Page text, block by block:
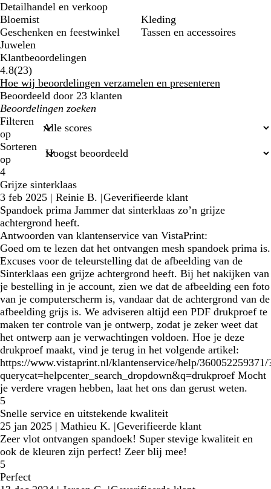
Detailhandel en verkoop
Bloemist
Geschenken en feestwinkel
Juwelen
Kleding
Tassen en accessoires
Klantbeoordelingen
4.8(2323
klantbeoordelingen
)
Hoe wij beoordelingen verzamelen en presenteren
Beoordeeld door 23 klanten
Mijn
zoekopdrachten
Filteren
op
Sorteren
op
4
Grijze sinterklaas
3 feb 2025 | Reinie B. |Geverifieerde klant
Spandoek prima Jammer dat sinterklaas zo’n grijze
achtergrond heeft.
Antwoorden van klantenservice van VistaPrint:
Goed om te lezen dat het ontvangen mesh spandoek prima is.
Excuses voor de teleurstelling dat de afbeelding van de
Sinterklaas een grijze achtergrond heeft. Bij het nakijken van
je bestelling in je account, zien we dat de afbeelding een foto
van je computerscherm is, vandaar dat de achtergrond van de
afbeelding grijs is. We adviseren altijd een PDF drukproef te
maken ter controle van je ontwerp, zodat je zeker weet dat
het ontwerp aan je verwachtingen voldoen. Hoe je deze
drukproef maakt, vind je terug in het volgende artikel:
https://www.vistaprint.nl/klantenservice/help/360052259371/
querycat=helpcenter_search_dropdown&q=drukproef Mocht
je verdere vragen hebben, laat het ons dan gerust weten.
5
Snelle service en uitstekende kwaliteit
25 jan 2025 | Mathieu K. |Geverifieerde klant
Zeer vlot ontvangen spandoek! Super stevige kwaliteit en
ook de kleuren zijn perfect! Zeer blij mee!
5
Perfect